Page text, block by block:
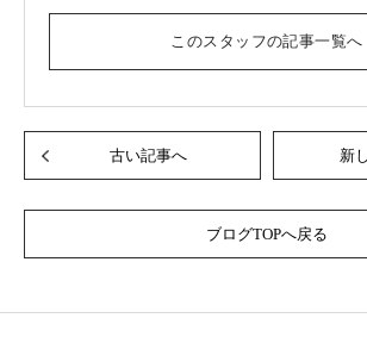
このスタッフの記事一覧へ
古い記事へ 新
ブログTOPへ戻る